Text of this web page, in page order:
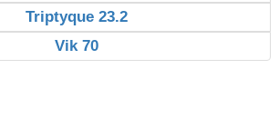
Triptyque 23.2
Vik 70